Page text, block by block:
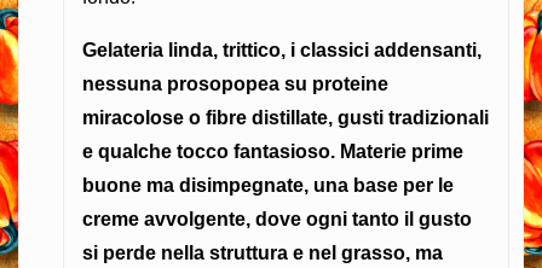
Gelateria linda, trittico, i classici addensanti,
nessuna prosopopea su proteine
miracolose o fibre distillate, gusti tradizionali
e qualche tocco fantasioso. Materie prime
buone ma disimpegnate, una base per le
creme avvolgente, dove ogni tanto il gusto
si perde nella struttura e nel grasso, ma